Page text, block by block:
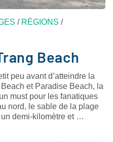
/ RÉGIONS /
Beach
peu avant d’atteindre la
et Paradise Beach, la
must pour les fanatiques
nord, le sable de la plage
un demi-kilomètre et …